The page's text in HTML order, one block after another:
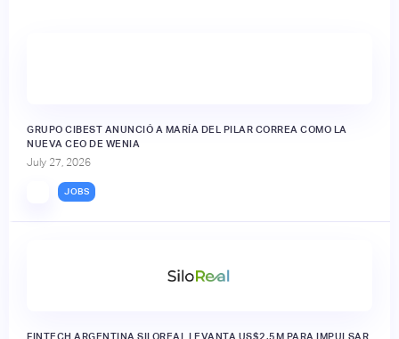
GRUPO CIBEST ANUNCIÓ A MARÍA DEL PILAR CORREA COMO LA
NUEVA CEO DE WENIA
July 27, 2026
JOBS
FINTECH ARGENTINA SILOREAL LEVANTA US$2,5M PARA IMPULSAR